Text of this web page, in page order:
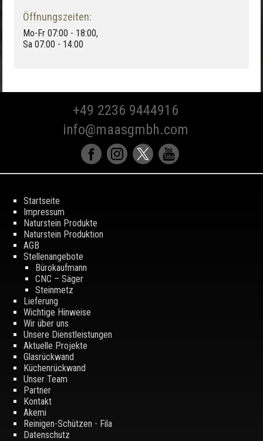
Öffnungszeiten:
Mo-Fr 07:00 - 18:00,
Sa 07:00 - 14:00
+49 2236 9444916
info@maasgmbh.com
Startseite
Impressum
Naturstein Produkte
Naturstein Produktion
AGB
Stellenangebote
Bürokaufmann
CNC – Säger
Steinmetz
Lieferung
Wichtige Hinweise
Wir über uns
Unsere Dienstleistungen
Aktuelle Projekte
Glasrückwand
Küchenrückwand
Unser Team
Partner
Kontakt
Akemi
Reinigen-Schützen - Fila
Datenschutz